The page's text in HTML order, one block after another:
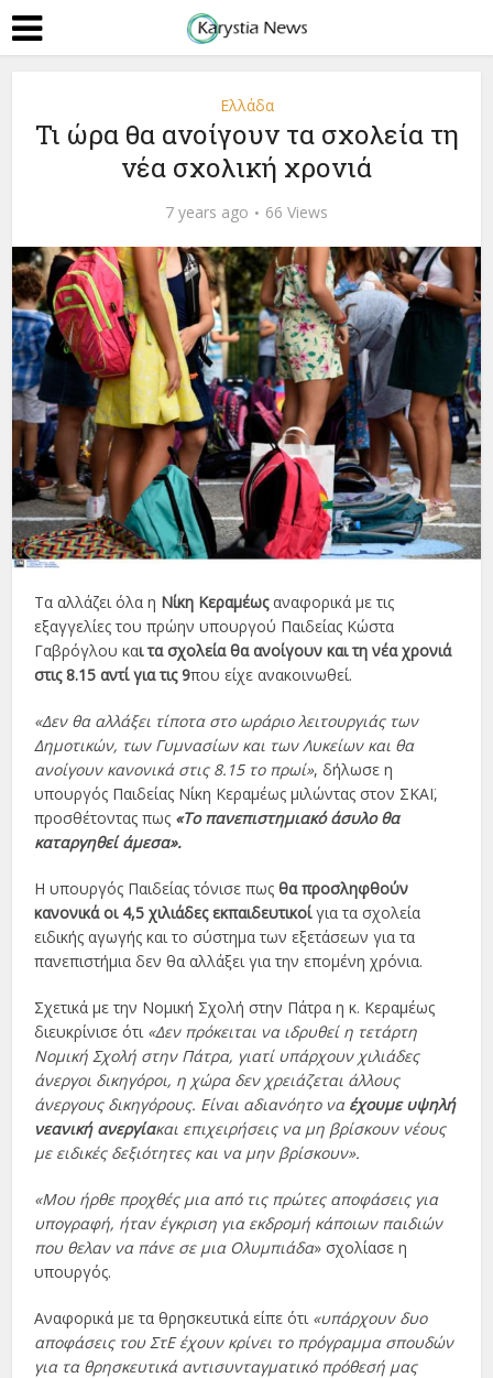
Ελλάδα
Τι ώρα θα ανοίγουν τα σχολεία τη
νέα σχολική χρονιά
7 years ago 66 Views
Τα αλλάζει όλα η Νίκη Κεραμέως αναφορικά με τις
εξαγγελίες του πρώην υπουργού Παιδείας Κώστα
Γαβρόγλου και τα σχολεία θα ανοίγουν και τη νέα χρονιά
στις 8.15 αντί για τις 9που είχε ανακοινωθεί.
«Δεν θα αλλάξει τίποτα στο ωράριο λειτουργιάς των
Δημοτικών, των Γυμνασίων και των Λυκείων και θα
ανοίγουν κανονικά στις 8.15 το πρωί», δήλωσε η
υπουργός Παιδείας Νίκη Κεραμέως μιλώντας στον ΣΚΑΪ,
προσθέτοντας πως «Το πανεπιστημιακό άσυλο θα
καταργηθεί άμεσα».
Η υπουργός Παιδείας τόνισε πως θα προσληφθούν
κανονικά οι 4,5 χιλιάδες εκπαιδευτικοίγια τα σχολεία
ειδικής αγωγής και το σύστημα των εξετάσεων για τα
πανεπιστήμια δεν θα αλλάξει για την επομένη χρόνια.
Σχετικά με την Νομική Σχολή στην Πάτρα η κ. Κεραμέως
διευκρίνισε ότι«Δεν πρόκειται να ιδρυθεί η τετάρτη
Νομική Σχολή στην Πάτρα, γιατί υπάρχουν χιλιάδες
άνεργοι δικηγόροι, η χώρα δεν χρειάζεται άλλους
άνεργους δικηγόρους. Είναι αδιανόητο να έχουμε υψηλή
νεανική ανεργίακαι επιχειρήσεις να μη βρίσκουν νέους
με ειδικές δεξιότητες και να μην βρίσκουν».
«Μου ήρθε προχθές μια από τις πρώτες αποφάσεις για
υπογραφή, ήταν έγκριση για εκδρομή κάποιων παιδιών
που θελαν να πάνε σε μια Ολυμπιάδα» σχολίασε η
υπουργός.
Αναφορικά με τα θρησκευτικά είπε ότι «υπάρχουν δυο
αποφάσεις του ΣτΕ έχουν κρίνει το πρόγραμμα σπουδών
για τα θρησκευτικά αντισυνταγματικό πρόθεσή μας